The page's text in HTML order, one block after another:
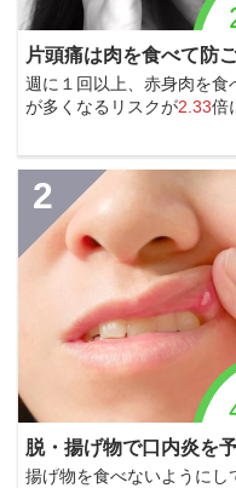
片頭痛は肉を食べて防
週に１回以上、赤身肉を食
が多くなるリスクが2.33倍
2
脱・揚げ物で口内炎を
揚げ物を食べないようにし